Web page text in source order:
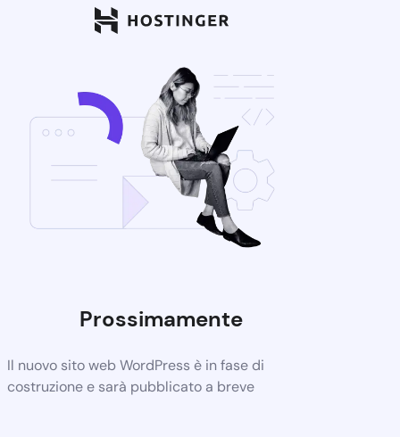
Prossimamente
Il nuovo sito web WordPress è in fase di
costruzione e sarà pubblicato a breve